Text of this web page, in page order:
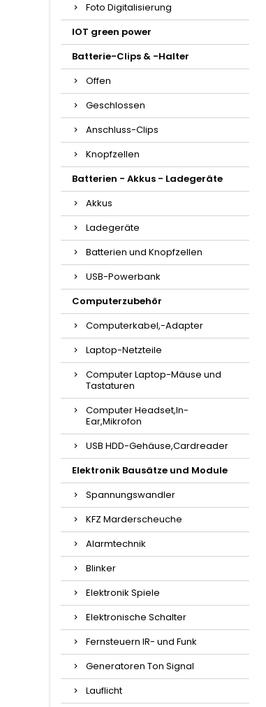
Foto Digitalisierung
IOT green power
Batterie-Clips & -Halter
Offen
Geschlossen
Anschluss-Clips
Knopfzellen
Batterien - Akkus - Ladegeräte
Akkus
Ladegeräte
Batterien und Knopfzellen
USB-Powerbank
Computerzubehör
Computerkabel,-Adapter
Laptop-Netzteile
Computer Laptop-Mäuse und
Tastaturen
Computer Headset,In-
Ear,Mikrofon
USB HDD-Gehäuse,Cardreader
Elektronik Bausätze und Module
Spannungswandler
KFZ Marderscheuche
Alarmtechnik
Blinker
Elektronik Spiele
Elektronische Schalter
Fernsteuern IR- und Funk
Generatoren Ton Signal
Lauflicht